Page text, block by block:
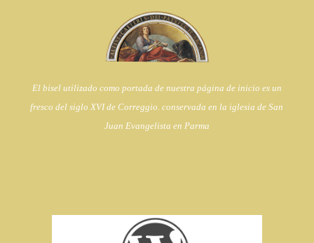
El bisel utilizado como portada de nuestra página de inicio es un
fresco del siglo XVI de Correggio. conservada en la iglesia deSan
Juan Evangelista en Parma